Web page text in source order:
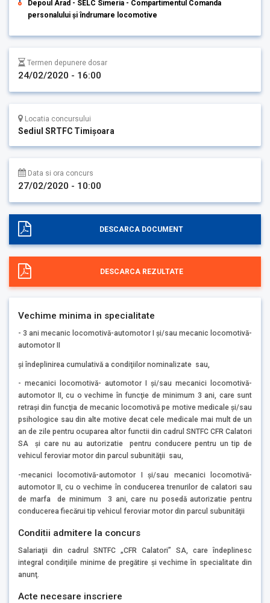
Depoul Arad - SELC Simeria - Compartimentul Comanda
personalului şi îndrumare locomotive
Termen depunere dosar
24/02/2020 - 16:00
Locatia concursului
Sediul SRTFC Timişoara
Data si ora concurs
27/02/2020 - 10:00
DESCARCA DOCUMENT
DESCARCA REZULTATE
Vechime minima in specialitate
- 3 ani mecanic locomotivă-automotor I şi/sau mecanic locomotivă-
automotor II
şi îndeplinirea cumulativă a condiţiilor nominalizate sau,
- mecanici locomotivă- automotor I şi/sau mecanici locomotivă-
automotor II, cu o vechime în funcţie de minimum 3 ani, care sunt
retraşi din funcţia de mecanic locomotivă pe motive medicale şi/sau
psihologice sau din alte motive decat cele medicale mai mult de un
an de zile pentru ocuparea altor functii din cadrul SNTFC CFR Calatori
SA şi care nu au autorizatie pentru conducere pentru un tip de
vehicul feroviar motor din parcul subunităţii sau,
-mecanici locomotivă-automotor I şi/sau mecanici locomotivă-
automotor II, cu o vechime în conducerea trenurilor de calatori sau
de marfa de minimum 3 ani, care nu posedă autorizatie pentru
conducerea fiecărui tip vehicul feroviar motor din parcul subunităţii
Conditii admitere la concurs
Salariaţii din cadrul SNTFC „CFR Calatori” SA, care îndeplinesc
integral condiţiile minime de pregătire şi vechime în specialitate din
anunţ.
Acte necesare inscriere